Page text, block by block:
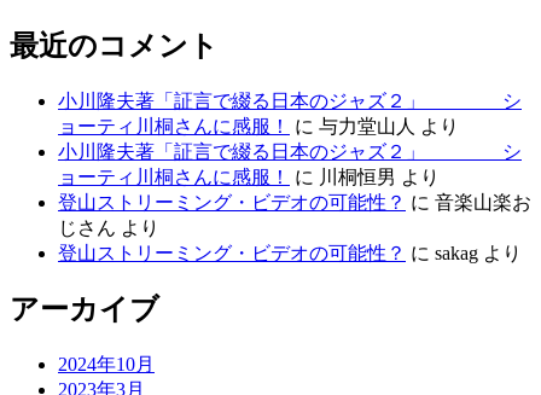
最近のコメント
小川隆夫著「証言で綴る日本のジャズ２」 シ
ョーティ川桐さんに感服！
に 与力堂山人 より
小川隆夫著「証言で綴る日本のジャズ２」 シ
ョーティ川桐さんに感服！
に 川桐恒男 より
登山ストリーミング・ビデオの可能性？ に 音楽山楽お
じさん より
登山ストリーミング・ビデオの可能性？ に sakag より
アーカイブ
2024年10月
2023年3月